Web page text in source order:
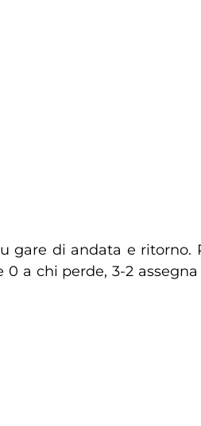
di andata e ritorno.
a chi perde, 3-2